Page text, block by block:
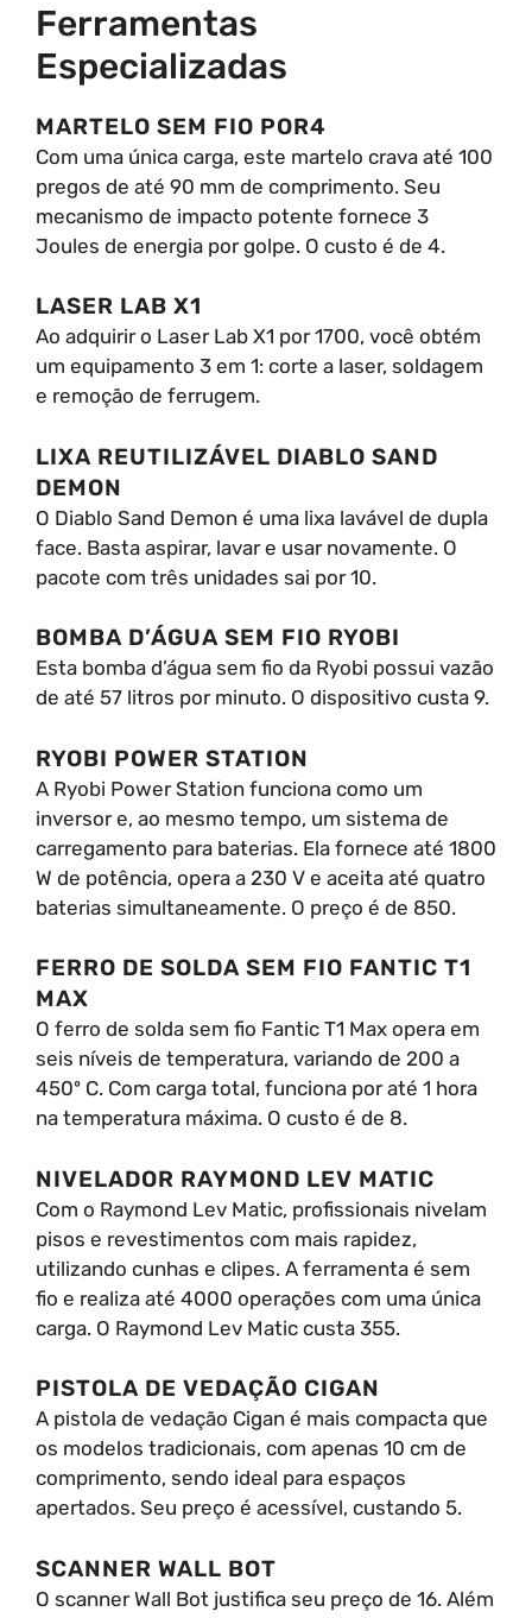
Ferramentas
Especializadas
MARTELO SEM FIO POR4
Com uma única carga, este martelo crava até 100
pregos de até 90 mm de comprimento. Seu
mecanismo de impacto potente fornece 3
Joules de energia por golpe. O custo é de 4.
LASER LAB X1
Ao adquirir o Laser Lab X1 por 1700, você obtém
um equipamento 3 em 1: corte a laser, soldagem
e remoção de ferrugem.
LIXA REUTILIZÁVEL DIABLO SAND
DEMON
O Diablo Sand Demon é uma lixa lavável de dupla
face. Basta aspirar, lavar e usar novamente. O
pacote com três unidades sai por 10.
BOMBA D’ÁGUA SEM FIO RYOBI
Esta bomba d’água sem fio da Ryobi possui vazão
de até 57 litros por minuto. O dispositivo custa 9.
RYOBI POWER STATION
A Ryobi Power Station funciona como um
inversor e, ao mesmo tempo, um sistema de
carregamento para baterias. Ela fornece até 1800
W de potência, opera a 230 V e aceita até quatro
baterias simultaneamente. O preço é de 850.
FERRO DE SOLDA SEM FIO FANTIC T1
MAX
O ferro de solda sem fio Fantic T1 Max opera em
seis níveis de temperatura, variando de 200 a
450º C. Com carga total, funciona por até 1 hora
na temperatura máxima. O custo é de 8.
NIVELADOR RAYMOND LEV MATIC
Com o Raymond Lev Matic, profissionais nivelam
pisos e revestimentos com mais rapidez,
utilizando cunhas e clipes. A ferramenta é sem
fio e realiza até 4000 operações com uma única
carga. O Raymond Lev Matic custa 355.
PISTOLA DE VEDAÇÃO CIGAN
A pistola de vedação Cigan é mais compacta que
os modelos tradicionais, com apenas 10 cm de
comprimento, sendo ideal para espaços
apertados. Seu preço é acessível, custando 5.
SCANNER WALL BOT
O scanner Wall Bot justifica seu preço de 16. Além